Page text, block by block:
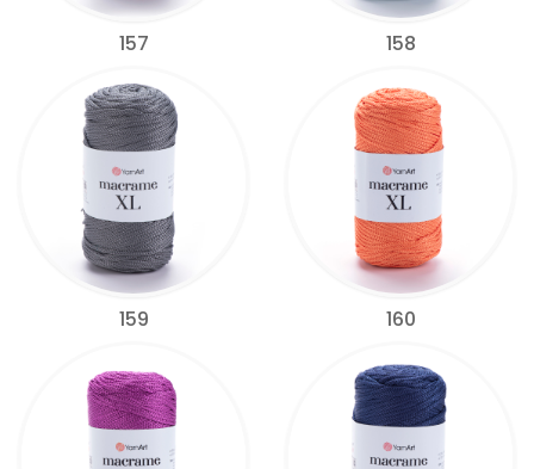
157 158
159 160